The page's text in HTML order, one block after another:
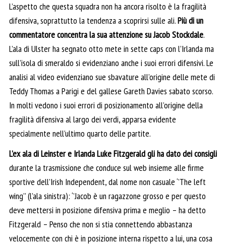
L’aspetto che questa squadra non ha ancora risolto è la fragilità
difensiva, soprattutto la tendenza a scoprirsi sulle ali.Più di un
commentatore concentra la sua attenzione su Jacob Stockdale.
L’ala di Ulster ha segnato otto mete in sette caps con l’Irlanda ma
sull’isola di smeraldo si evidenziano anche i suoi errori difensivi. Le
analisi al video evidenziano sue sbavature all’origine delle mete di
Teddy Thomas a Parigi e del gallese Gareth Davies sabato scorso.
In molti vedono i suoi errori di posizionamento all’origine della
fragilità difensiva al largo dei verdi, apparsa evidente
specialmente nell’ultimo quarto delle partite.
L’ex ala di Leinster e Irlanda Luke Fitzgerald gli ha dato dei consigli
durante la trasmissione che conduce sul web insieme alle firme
sportive dell’Irish Independent, dal nome non casuale ‘’The left
wing’’ (l’ala sinistra): ‘’Jacob è un ragazzone grosso e per questo
deve mettersi in posizione difensiva prima e meglio – ha detto
Fitzgerald – Penso che non si stia connettendo abbastanza
velocemente con chi è in posizione interna rispetto a lui, una cosa